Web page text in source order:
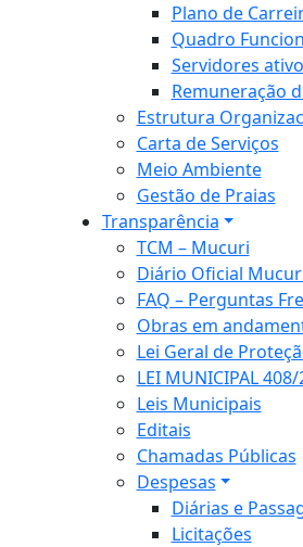
Plano de
Quadro
Servidores
Remuneração
Estrutura
Carta de Serviços
Meio Ambiente
Gestão de Praias
Transparência
TCM – Mucuri
Diário Oficial
FAQ – Perguntas
Obras em
Lei Geral de
LEI MUNICIPAL
Leis Municipais
Editais
Chamadas Públicas
Despesas
Diárias e
Licitações